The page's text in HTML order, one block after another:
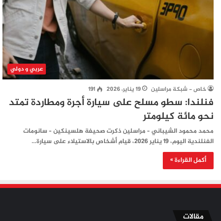
عربي و دولي
خاص - شبكة مراسلين 19 يناير، 2026 191
فنلندا: سطو مسلح على سيارة أجرة ومطاردة تمتد
نحو مائة كيلومتر
محمد محمود الشيباني – مراسلين ذكرت صحيفة هلسينكين – سانومات
الفنلندية اليوم، 19 يناير 2026، قيام أشخاص بالاستيلاء على سيارة…
أكمل القراءة »
مقالات